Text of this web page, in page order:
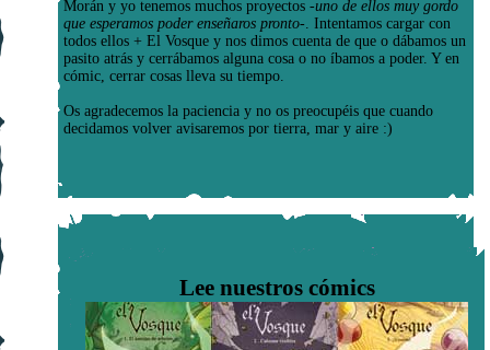
Morán y yo tenemos muchos proyectos -uno de ellos muy gordo
que esperamos poder enseñaros pronto- . Intentamos cargar con
todos ellos + El Vosque y nos dimos cuenta de que o dábamos un
pasito atrás y cerrábamos alguna cosa o no íbamos a poder. Y en
cómic, cerrar cosas lleva su tiempo.
Os agradecemos la paciencia y no os preocupéis que cuando
decidamos volver avisaremos por tierra, mar y aire :)
Lee nuestros cómics